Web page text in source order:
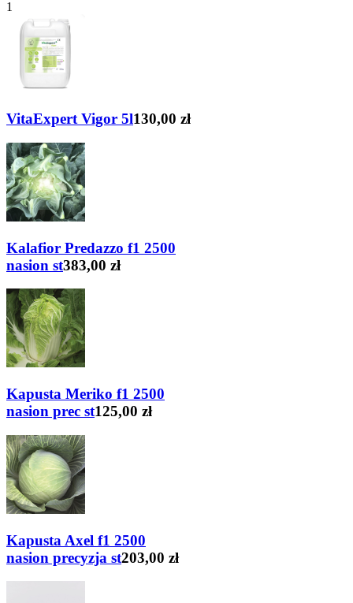
1
VitaExpert Vigor 5l130,00 zł
Kalafior Predazzo f1 2500
nasion st383,00 zł
Kapusta Meriko f1 2500
nasion prec st125,00 zł
Kapusta Axel f1 2500
nasion precyzja st203,00 zł